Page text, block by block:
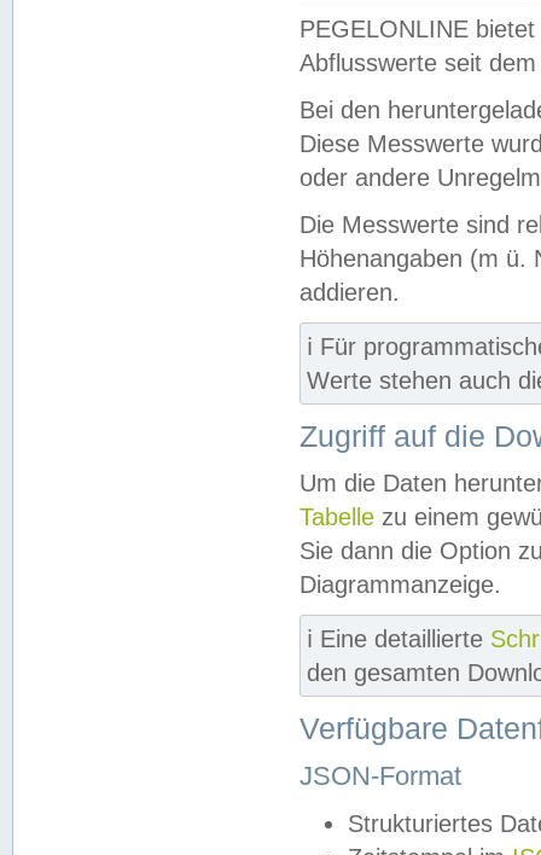
PEGELONLINE
Abflusswerte seit
Bei den
Diese Messwerte
oder andere
Die Messwerte sind
Höhenangaben (m ü.
addieren.
ℹ️ Für
Werte stehen auch
Zugriff auf die
Um die Daten
Tabelle zu einem
Sie dann die Option
Diagrammanzeige.
ℹ️ Eine detaillierte
den gesamten
Verfügbare
JSON-Format
Strukturiertes